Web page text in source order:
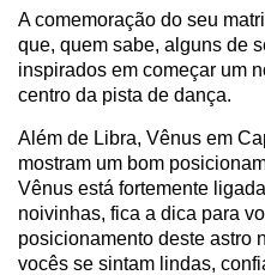
A comemoração do seu
que, quem sabe, alguns de
inspirados em começar um
centro da pista de dança.
Além de Libra, Vênus em
mostram um bom
Vênus está fortemente
noivinhas, fica a dica para
posicionamento deste astro
vocês se sintam lindas,